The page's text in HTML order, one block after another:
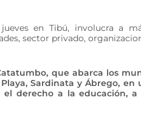
en Tibú, involucra a
sector privado,
que abarca los
Playa, Sardinata y Ábrego,
derecho a la educación,